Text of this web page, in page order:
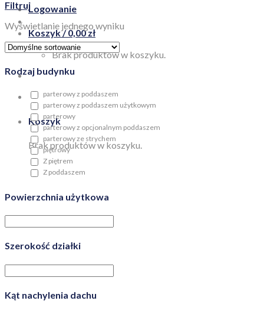
Logowanie
Koszyk /0,00zł
Brak produktów w koszyku.
Koszyk
Brak produktów w koszyku.
Filtruj
Wyświetlanie jednego wyniku
Rodzaj budynku
parterowy z poddaszem
parterowy z poddaszem użytkowym
parterowy
parterowy z opcjonalnym poddaszem
parterowy ze strychem
piętrowy
Z piętrem
Z poddaszem
Powierzchnia użytkowa
Szerokość działki
Kąt nachylenia dachu